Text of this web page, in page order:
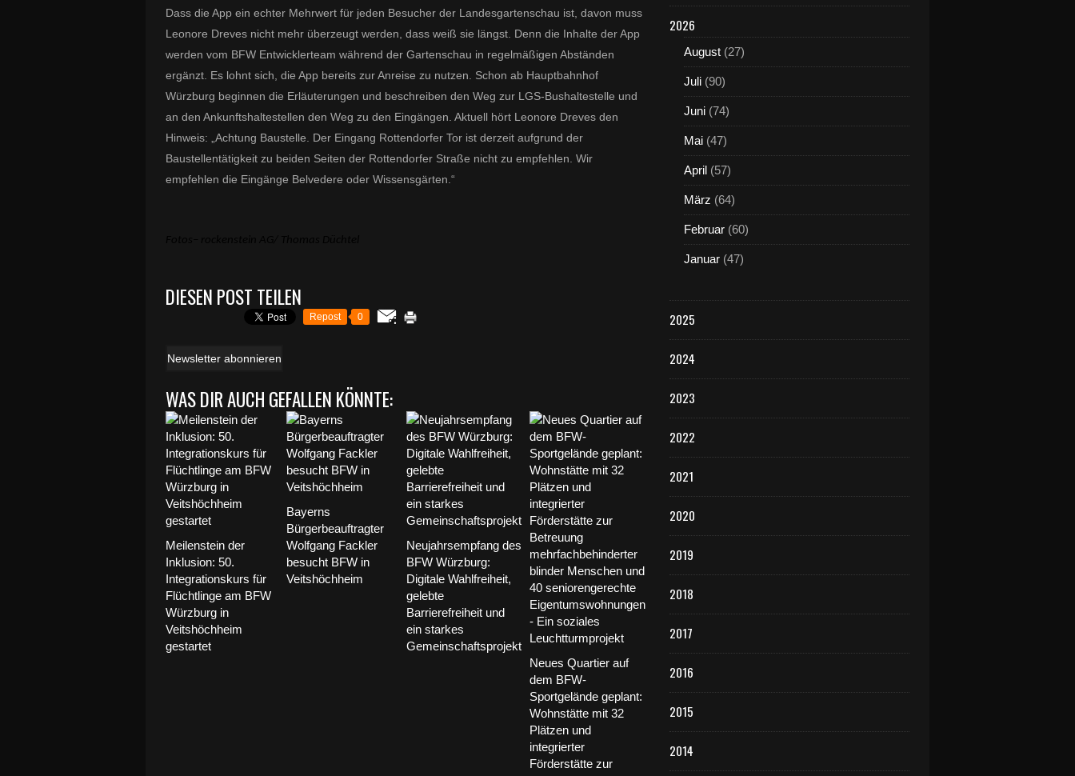
Dass die App ein echter Mehrwert für jeden Besucher der Landesgartenschau ist, davon muss
Leonore Dreves nicht mehr überzeugt werden, dass weiß sie längst. Denn die Inhalte der App
werden vom BFW Entwicklerteam während der Gartenschau in regelmäßigen Abständen
ergänzt. Es lohnt sich, die App bereits zur Anreise zu nutzen. Schon ab Hauptbahnhof
Würzburg beginnen die Erläuterungen und beschreiben den Weg zur LGS-Bushaltestelle und
an den Ankunftshaltestellen den Weg zu den Eingängen. Aktuell hört Leonore Dreves den
Hinweis: „Achtung Baustelle. Der Eingang Rottendorfer Tor ist derzeit aufgrund der
Baustellentätigkeit zu beiden Seiten der Rottendorfer Straße nicht zu empfehlen. Wir
empfehlen die Eingänge Belvedere oder Wissensgärten.“
DIESEN POST TEILEN
Repost 0
Newsletter abonnieren
WAS DIR AUCH GEFALLEN KÖNNTE:
Meilenstein der
Inklusion: 50.
Integrationskurs für
Flüchtlinge am BFW
Würzburg in
Veitshöchheim
gestartet
Bayerns
Bürgerbeauftragter
Wolfgang Fackler
besucht BFW in
Veitshöchheim
Neujahrsempfang des
BFW Würzburg:
Digitale Wahlfreiheit,
gelebte
Barrierefreiheit und
ein starkes
Gemeinschaftsprojekt
Neues Quartier auf
dem BFW-
Sportgelände geplant:
Wohnstätte mit 32
Plätzen und
integrierter
Förderstätte zur
2026
August (27)
Juli (90)
Juni (74)
Mai (47)
April (57)
März (64)
Februar (60)
Januar (47)
2025
2024
2023
2022
2021
2020
2019
2018
2017
2016
2015
2014